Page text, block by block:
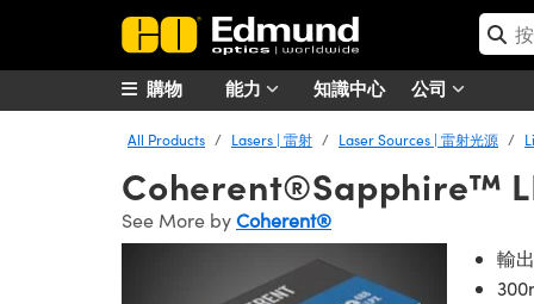
能力 知識中心 公司
購物
All Products Lasers | 雷射 Laser Sources | 雷射光源
Coherent®Sapphire™
See More byCoherent®
輸